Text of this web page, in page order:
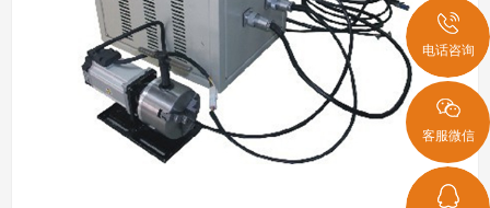
电话咨询
客服微信